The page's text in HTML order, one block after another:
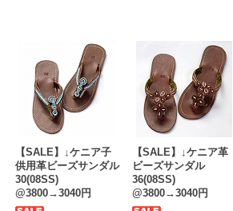
【SALE】↓ケニア子
供用革ビーズサンダル
30(08SS)
@3800→3040円
【SALE】↓ケニア革
ビーズサンダル
36(08SS)
@3800→3040円